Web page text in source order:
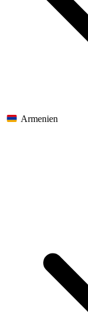
Armenien